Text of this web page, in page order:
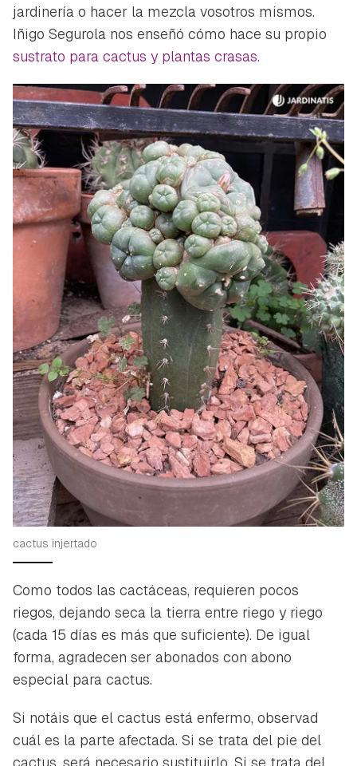
jardinería o hacer la mezcla vosotros mismos.
Iñigo Segurola nos enseñó cómo hace su propio
sustrato para cactus y plantas crasas.
cactus injertado
Como todos las cactáceas, requieren pocos
riegos, dejando seca la tierra entre riego y riego
(cada 15 días es más que suficiente). De igual
forma, agradecen ser abonados con abono
especial para cactus.
Si notáis que el cactus está enfermo, observad
cuál es la parte afectada. Si se trata del pie del
cactus, será necesario sustituirlo. Si se trata del